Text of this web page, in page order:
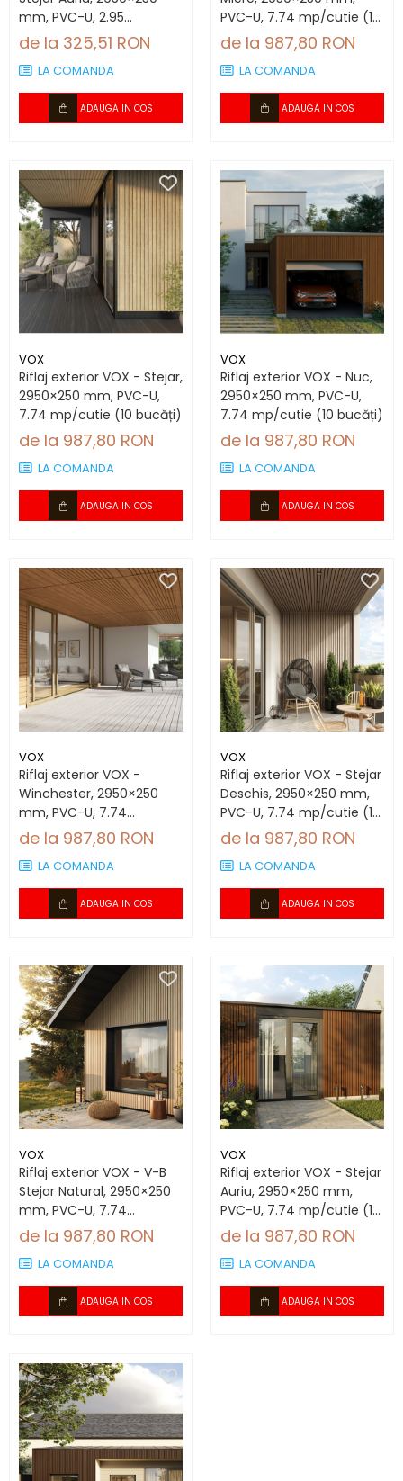
mm, PVC-U, 2.95
mp/cutie (4 bucăți)
de la 325,51 RON
LA COMANDA
ADAUGA IN COS
PVC-U, 7.74 mp/cutie (10
bucăți)
de la 987,80 RON
LA COMANDA
ADAUGA IN COS
VOX
Riflaj exterior VOX - Stejar,
2950×250 mm, PVC-U,
7.74 mp/cutie (10 bucăți)
de la 987,80 RON
LA COMANDA
ADAUGA IN COS
VOX
Riflaj exterior VOX - Nuc,
2950×250 mm, PVC-U,
7.74 mp/cutie (10 bucăți)
de la 987,80 RON
LA COMANDA
ADAUGA IN COS
VOX
Riflaj exterior VOX -
Winchester, 2950×250
mm, PVC-U, 7.74
mp/cutie (10 bucăți)
de la 987,80 RON
LA COMANDA
ADAUGA IN COS
VOX
Riflaj exterior VOX - Stejar
Deschis, 2950×250 mm,
PVC-U, 7.74 mp/cutie (10
bucăți)
de la 987,80 RON
LA COMANDA
ADAUGA IN COS
VOX
Riflaj exterior VOX - V-B
Stejar Natural, 2950×250
mm, PVC-U, 7.74
mp/cutie (10 bucăți)
de la 987,80 RON
LA COMANDA
ADAUGA IN COS
VOX
Riflaj exterior VOX - Stejar
Auriu, 2950×250 mm,
PVC-U, 7.74 mp/cutie (10
bucăți)
de la 987,80 RON
LA COMANDA
ADAUGA IN COS